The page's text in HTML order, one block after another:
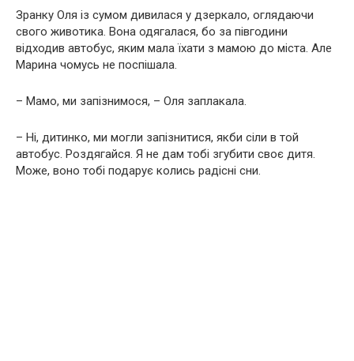
Зранку Оля із сумом дивилася у дзеркало, оглядаючи
свого животика. Вона одягалася, бо за півгодини
відходив автобус, яким мала їхати з мамою до міста. Але
Марина чомусь не поспішала.
– Мамо, ми запізнимося, – Оля заплакала.
– Ні, дитинко, ми могли запізнитися, якби сіли в той
автобус. Роздягайся. Я не дам тобі згyбити своє дитя.
Може, воно тобі подарує колись радісні сни.